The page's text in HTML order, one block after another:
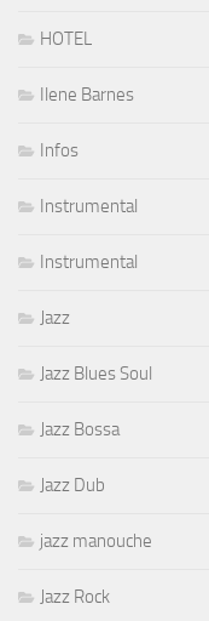
HOTEL
Ilene Barnes
Infos
Instrumental
Instrumental
Jazz
Jazz Blues Soul
Jazz Bossa
Jazz Dub
jazz manouche
Jazz Rock